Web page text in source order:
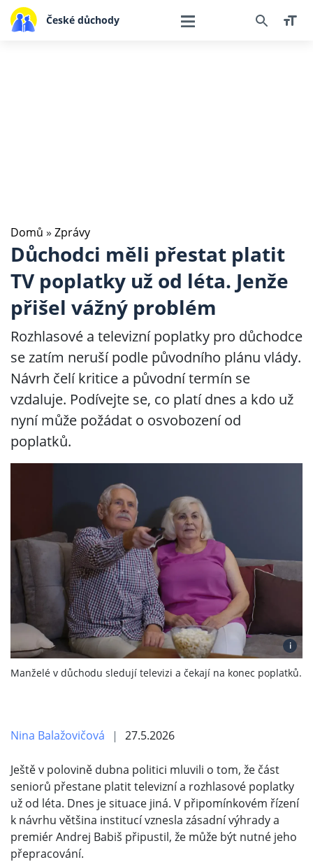
České důchody
Domů » Zprávy
Důchodci měli přestat platit
TV poplatky už od léta. Jenže
přišel vážný problém
Rozhlasové a televizní poplatky pro důchodce
se zatím neruší podle původního plánu vlády.
Návrh čelí kritice a původní termín se
vzdaluje. Podívejte se, co platí dnes a kdo už
nyní může požádat o osvobození od
poplatků.
i
Manželé v důchodu sledují televizi a čekají na konec poplatků.
Nina Balažovičová 27.5.2026
Ještě v polovině dubna politici mluvili o tom, že část
seniorů přestane platit televizní a rozhlasové poplatky
už od léta. Dnes je situace jiná. V připomínkovém řízení
k návrhu většina institucí vznesla zásadní výhrady a
premiér Andrej Babiš připustil, že může být nutné jeho
přepracování.